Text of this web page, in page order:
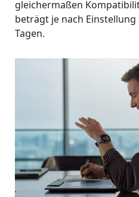
gleichermaßen
beträgt je nach Einstellung
Tagen.